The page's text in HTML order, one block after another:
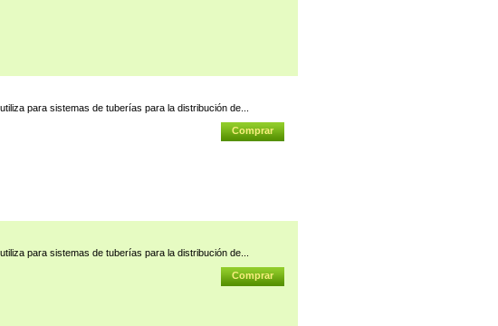
para sistemas de tuberías para la distribución de...
para sistemas de tuberías para la distribución de...